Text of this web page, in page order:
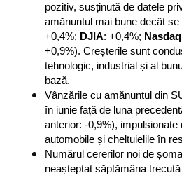
pozitiv, susținută de datele
amănuntul mai bune decât se
+0,4%; DJIA: +0,4%; Nasdaq
+0,9%). Creșterile sunt
tehnologic, industrial și al
bază.
Vânzările cu amănuntul din
în iunie față de luna
anterior: -0,9%), impulsionate
automobile și cheltuielile în
Numărul cererilor noi de
neașteptat săptămâna